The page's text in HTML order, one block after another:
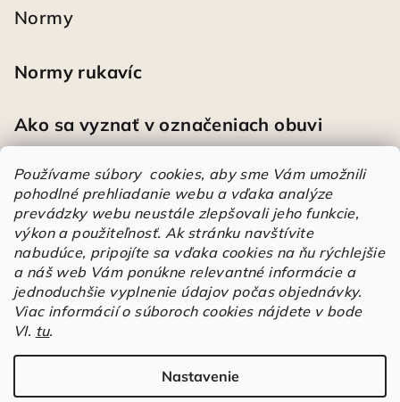
Používame súbory cookies, aby sme Vám umožnili
pohodlné prehliadanie webu a vďaka analýze
prevádzky webu neustále zlepšovali jeho funkcie,
výkon a použiteľnosť. Ak stránku navštívite
nabudúce, pripojíte sa vďaka cookies na ňu rýchlejšie
a náš web Vám ponúkne relevantné informácie a
jednoduchšie vyplnenie údajov počas objednávky.
Viac informácií o súboroch cookies nájdete v bode
VI. tu.
Nastavenie
Normy
Normy rukavíc
Ako sa vyznať v označeniach obuvi
Heureka
Športové pracovné poltopánky PRESTIGE CLASSIC biele
Hodnotenie produktu je 5 z 5 hviezdičiek.
| Mária
Á
u
e
Elstrote®. Všetky práva vyhradené.